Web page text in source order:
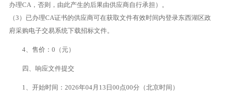
办理CA，否则，由此产生的后果由供应商自行承担）。
（3）已办理CA证书的供应商可在获取文件有效时间内登录东西湖区政
府采购电子交易系统下载招标文件。
4、售价：0（元）
四、响应文件提交
1、开始时间：2026年04月13日00点00分（北京时间）